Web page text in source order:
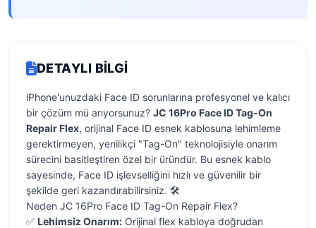
DETAYLI BILGI
iPhone'unuzdaki Face ID sorunlarına profesyonel ve kalıcı
bir çözüm mü arıyorsunuz? JC 16Pro Face ID Tag-On
Repair Flex, orijinal Face ID esnek kablosuna lehimleme
gerektirmeyen, yenilikçi "Tag-On" teknolojisiyle onarım
sürecini basitleştiren özel bir üründür. Bu esnek kablo
sayesinde, Face ID işlevselliğini hızlı ve güvenilir bir
şekilde geri kazandırabilirsiniz. 🛠️
Neden JC 16Pro Face ID Tag-On Repair Flex?
✅ Lehimsiz Onarım: Orijinal flex kabloya doğrudan